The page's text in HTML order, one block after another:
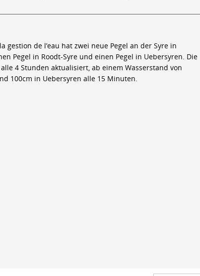
gestion de l’eau hat zwei neue Pegel an der Syre in
Pegel in Roodt-Syre und einen Pegel in Uebersyren. Die
4 Stunden aktualisiert, ab einem Wasserstand von
100cm in Uebersyren alle 15 Minuten.